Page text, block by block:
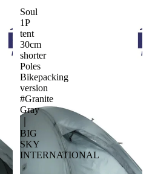
Soul
1P
tent
30cm
shorter
Poles
Bikepacking
version
#Granite
Gray
BIG
SKY
INTERNATIONAL